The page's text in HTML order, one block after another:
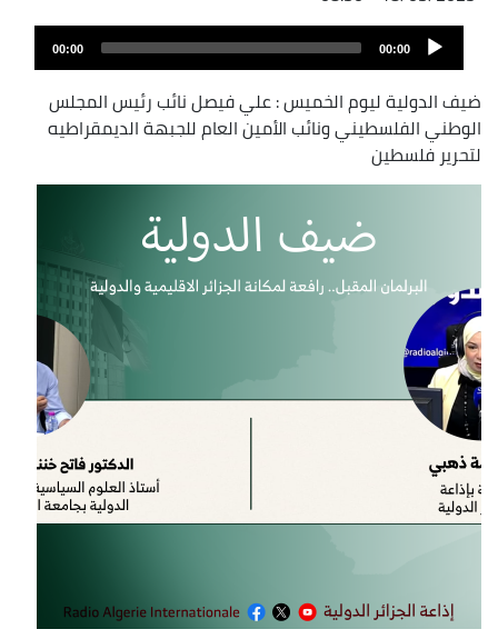
ملف
الصوت
Audio
Player
00:00
00:00
ضيف الدولية ليوم الخميس : علي فيصل نائب رئيس المجلس
الوطني الفلسطيني ونائب الأمين العام للجبهة الديمقراطيه
لتحرير فلسطين